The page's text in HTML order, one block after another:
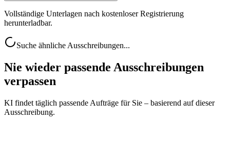
Vollständige Unterlagen nach kostenloser Registrierung
herunterladbar.
Suche ähnliche Ausschreibungen...
Nie wieder passende Ausschreibungen
verpassen
KI findet täglich passende Aufträge für Sie – basierend auf dieser
Ausschreibung.